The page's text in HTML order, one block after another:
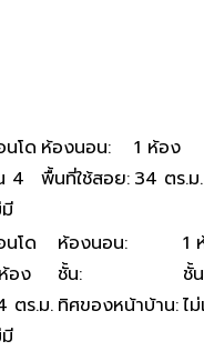
นโด ห้องนอน: 1 ห้อง
4 พื้นที่ใช้สอย: 34 ตร.ม.
นโด ห้องนอน:
1
อง ชั้น:
ชั้
ตร.ม. ทิศของหน้าบ้าน:ไ